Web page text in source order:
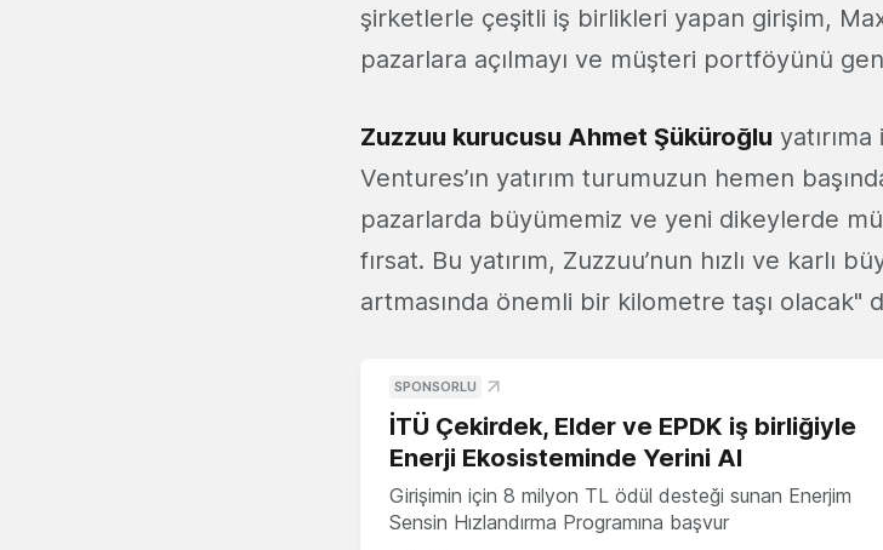
şirketlerle çeşitli iş birlikleri yapan girişim,
pazarlara açılmayı ve müşteri portföyünü
Zuzzuu kurucusu Ahmet Şüküroğlu
Ventures’ın yatırım turumuzun hemen
pazarlarda büyümemiz ve yeni dikeylerde
fırsat. Bu yatırım, Zuzzuu’nun hızlı ve karlı
artmasında önemli bir kilometre taşı olacak"
SPONSORLU
İTÜ Çekirdek, Elder ve EPDK iş birliğiyle
Enerji Ekosisteminde Yerini Al
Girişimin için 8 milyon TL ödül desteği sunan Enerjim
Sensin Hızlandırma Programına başvur